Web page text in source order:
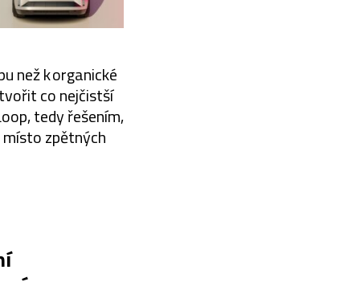
než k organické
co nejčistší
tedy řešením,
zpětných